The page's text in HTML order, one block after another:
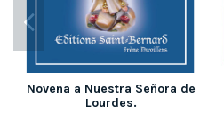
Novena a Nuestra Señora de
Lourdes.